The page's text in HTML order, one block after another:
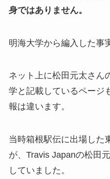
身ではありません。
明海大学から編入した事
ネット上に松田元太さん
学と記載しているページ
報は違います。
当時箱根駅伝に出場した
が、Travis Japanの松田
していました。